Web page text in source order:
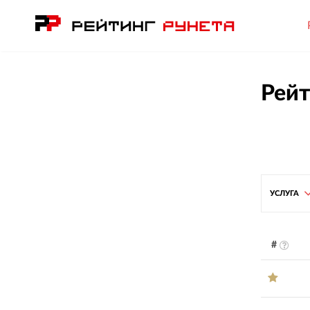
УСЛУГА
#